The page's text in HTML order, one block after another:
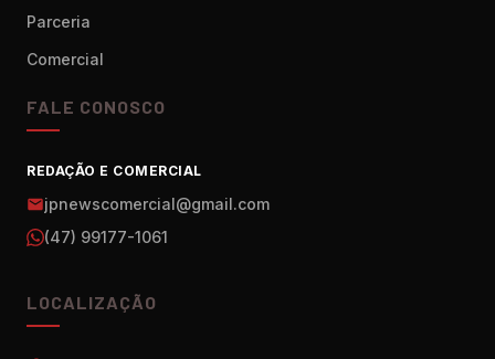
Parceria
Comercial
FALE CONOSCO
REDAÇÃO E COMERCIAL
jpnewscomercial@gmail.com
(47) 99177-1061
LOCALIZAÇÃO